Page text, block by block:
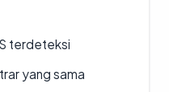
terdeteksi
yang sama